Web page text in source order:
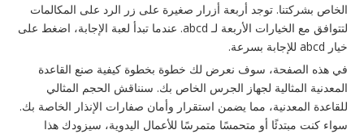
الخاص بشركتنا. توجد أربعة أزرار صغيرة على زر الرد على المكالمات
لتتوافق مع الخيارات الأربعة لـ abcd. عندما تبدأ لعبة الإجابة، اضغط على
خيار abcd للإجابة بسرعة.
في هذه الصفحة، سوف نعرض لك خطوة بخطوة كيفية صنع القاعدة
المعدنية المثالية لجهاز الجرس الخاص بك. سنناقش الحجم المثالي
للقاعدة المعدنية، مما يضمن استقرار وأمان صفارات الإنذار الخاصة بك.
سواء كنت مبتدئًا أو متحمسًا متمرسًا للأعمال اليدوية، سيزودك هذا